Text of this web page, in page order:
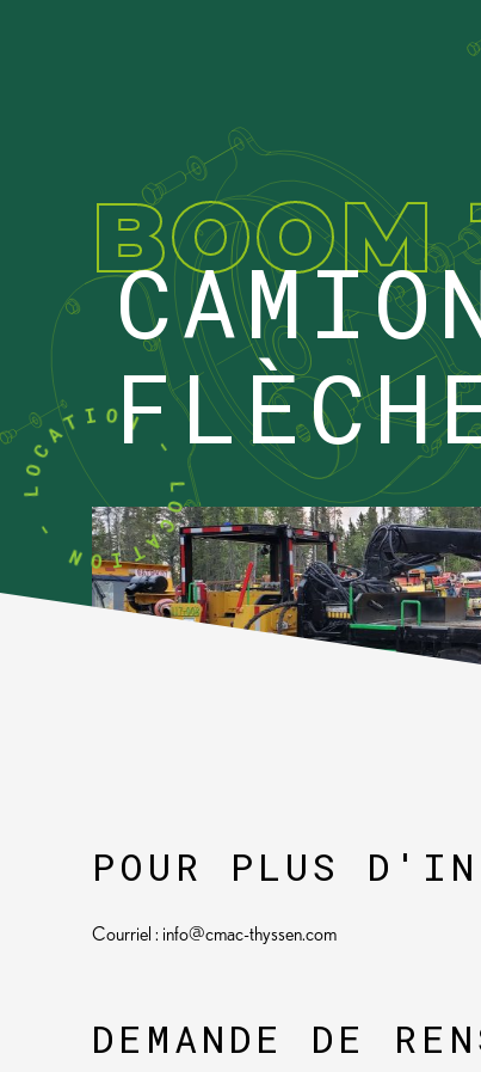
BOOM
L
O
C
A
T
I
O
N
-
L
O
C
A
TION
-
POUR PLUS
Courriel : info@cmac-thyssen.com
DEMANDE DE